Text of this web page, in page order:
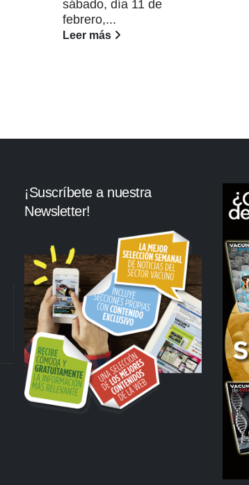
sábado, día 11 de
febrero,...
Leer más
¡Suscríbete a nuestra
Newsletter!